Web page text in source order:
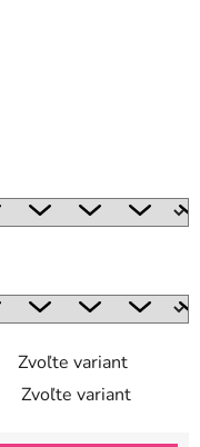
Zvoľte variant
Zvoľte variant